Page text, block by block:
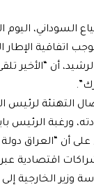
اليوم
اتفاقية الإطار
أن
التهنئة لرئيس
ورغبة الرئيس
أن “العراق
اقتصادية
وزير الخارجية